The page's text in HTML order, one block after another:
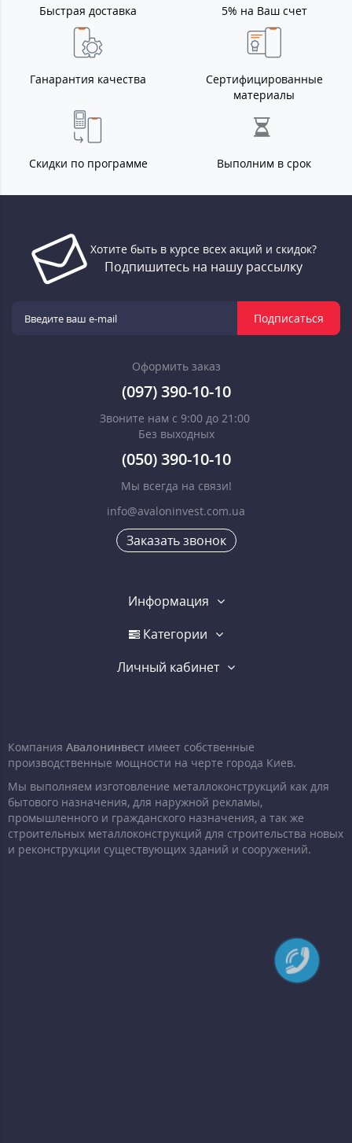
Быстрая доставка 5% на Ваш счет
Ганарантия качества
Сертифицированные
материалы
Скидки по программе Выполним в срок
Хотите быть в курсе всех акций и скидок?
Подпишитесь на нашу рассылку
Подписаться
Оформить заказ
(097) 390-10-10
Звоните нам с 9:00 до 21:00
Без выходных
(050) 390-10-10
Мы всегда на связи!
info@avaloninvest.com.ua
Заказать звонок
Информация
Категории
Личный кабинет
Компания Авалонинвест имеет собственные
производственные мощности на черте города Киев.
Мы выполняем изготовление металлоконструкций как для
бытового назначения, для наружной рекламы,
промышленного и гражданского назначения, а так же
строительных металлоконструкций для строительства новых
и реконструкции существующих зданий и сооружений.